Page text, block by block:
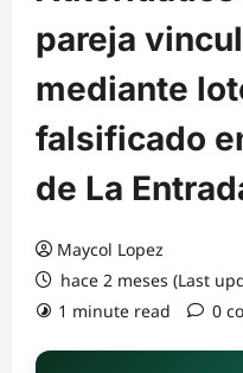
pareja
mediante
falsificado
de La
Maycol Lopez
hace 2 meses (Last
1 minute read
0